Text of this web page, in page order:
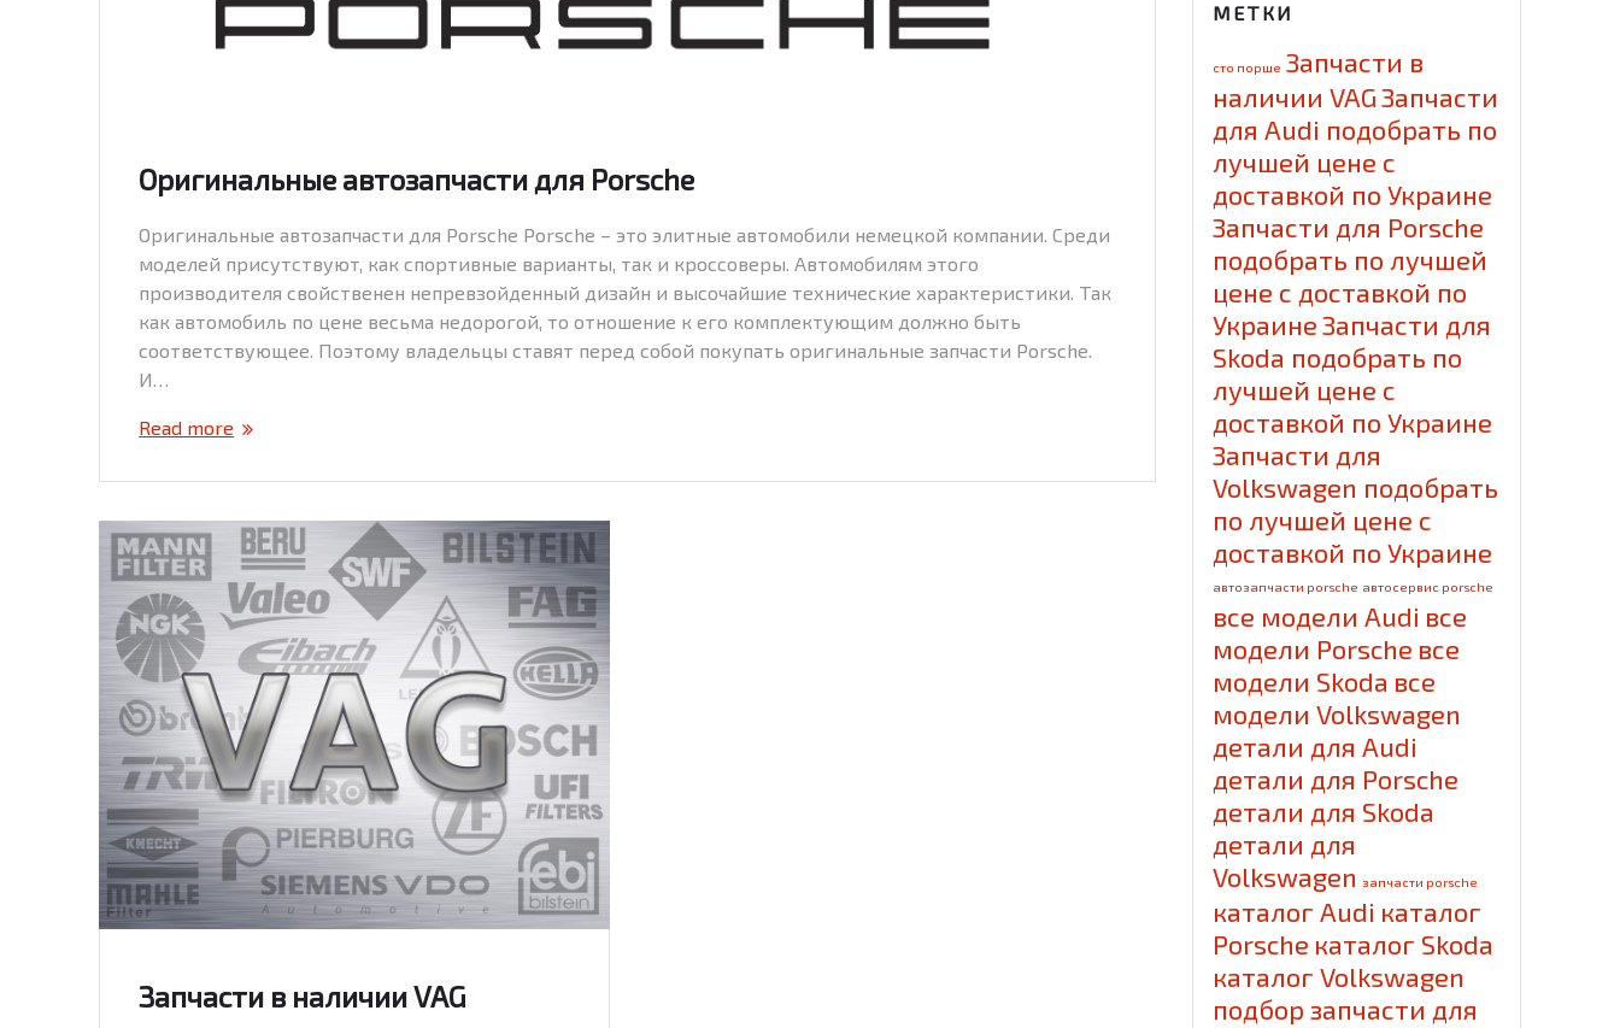
Оригинальные автозапчасти для Porsche
Оригинальные автозапчасти для Porsche Porsche – это элитные автомобили немецкой компании. Среди
моделей присутствуют, как спортивные варианты, так и кроссоверы. Автомобилям этого
производителя свойственен непревзойденный дизайн и высочайшие технические характеристики. Так
как автомобиль по цене весьма недорогой, то отношение к его комплектующим должно быть
соответствующее. Поэтому владельцы ставят перед собой покупать оригинальные запчасти Porsche.
И…
Read more
Запчасти в наличии VAG
МЕТКИ
cто порше Запчасти в
наличии VAG Запчасти
для Audi подобрать по
лучшей цене с
доставкой по Украине
Запчасти для Porsche
подобрать по лучшей
цене с доставкой по
Украине Запчасти для
Skoda подобрать по
лучшей цене с
доставкой по Украине
Запчасти для
Volkswagen подобрать
по лучшей цене с
доставкой по Украине
автозапчасти porsche автосервис porsche
все модели Audi все
модели Porsche все
модели Skoda все
модели Volkswagen
детали для Audi
детали для Porsche
детали для Skoda
детали для
Volkswagen запчасти porsche
каталог Audi каталог
Porsche каталог Skoda
каталог Volkswagen
подбор запчасти для